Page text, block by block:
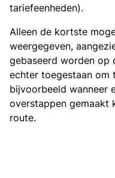
tariefeenheden).
Alleen de kortste
weergegeven,
gebaseerd worden op
echter toegestaan om
bijvoorbeeld wanneer
overstappen gemaakt
route.